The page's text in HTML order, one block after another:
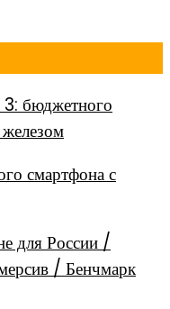
бюджетного
смартфона с
России /
/ Бенчмарк